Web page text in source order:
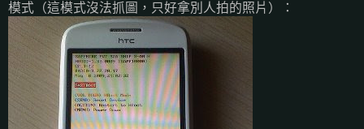
模式（這模式沒法抓圖，只好拿別人拍的照片）：